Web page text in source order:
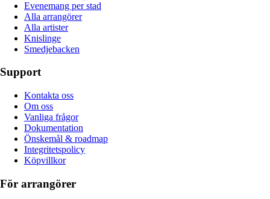
Evenemang per stad
Alla arrangörer
Alla artister
Knislinge
Smedjebacken
Support
Kontakta oss
Om oss
Vanliga frågor
Dokumentation
Önskemål & roadmap
Integritetspolicy
Köpvillkor
För arrangörer